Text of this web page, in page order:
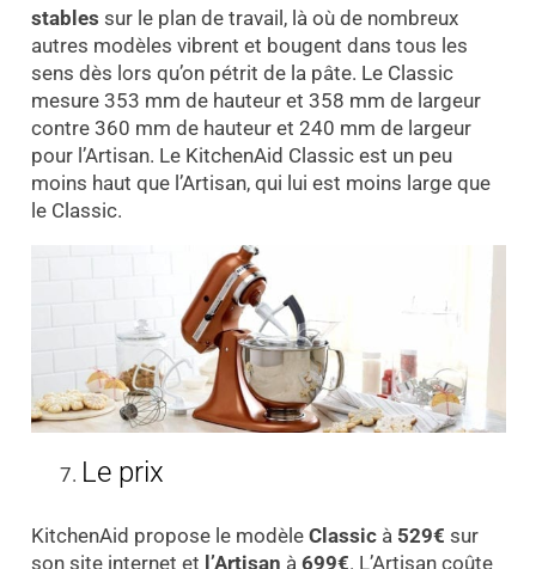
stables sur le plan de travail, là où de nombreux
autres modèles vibrent et bougent dans tous les
sens dès lors qu’on pétrit de la pâte. Le Classic
mesure 353 mm de hauteur et 358 mm de largeur
contre 360 mm de hauteur et 240 mm de largeur
pour l’Artisan. Le KitchenAid Classic est un peu
moins haut que l’Artisan, qui lui est moins large que
le Classic.
Le prix
KitchenAid propose le modèle Classicà 529€ sur
son site internet et l’Artisan à 699€. L’Artisan coûte